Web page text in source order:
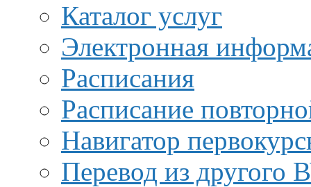
Каталог услуг
Электронная
Расписания
Расписание
Навигатор
Перевод из другого